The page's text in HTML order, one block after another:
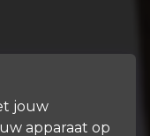
jouw
apparaat op